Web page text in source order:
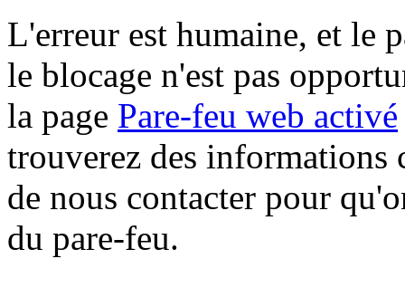
L'erreur est humaine, et le
le blocage n'est pas
la page Pare-feu web activé
trouverez des informations
de nous contacter pour
du pare-feu.